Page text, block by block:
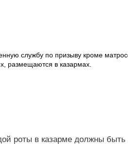
службу по призыву кроме
размещаются в казармах.
роты в казарме должны быть